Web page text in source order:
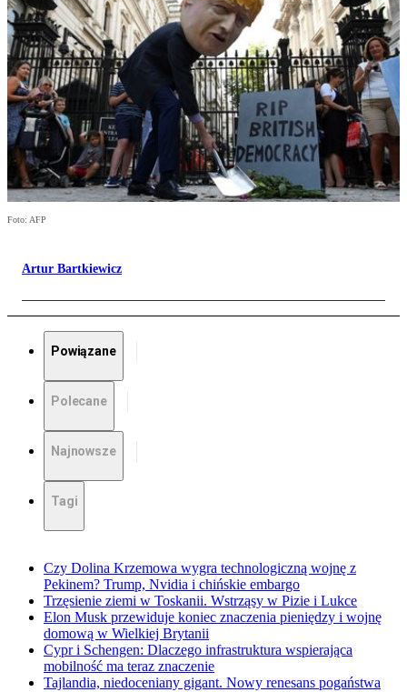
Foto: AFP
Artur Bartkiewicz
Powiązane
Polecane
Najnowsze
Tagi
Czy Dolina Krzemowa wygra technologiczną wojnę z
Pekinem? Trump, Nvidia i chińskie embargo
Trzęsienie ziemi w Toskanii. Wstrząsy w Pizie i Lukce
Elon Musk przewiduje koniec znaczenia pieniędzy i wojnę
domową w Wielkiej Brytanii
Cypr i Schengen: Dlaczego infrastruktura wspierająca
mobilność ma teraz znaczenie
Tajlandia, niedoceniany gigant. Nowy renesans pogaństwa